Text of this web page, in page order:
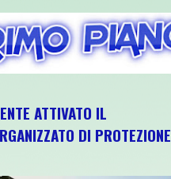
ATTIVATO IL
DI PROTEZIONE